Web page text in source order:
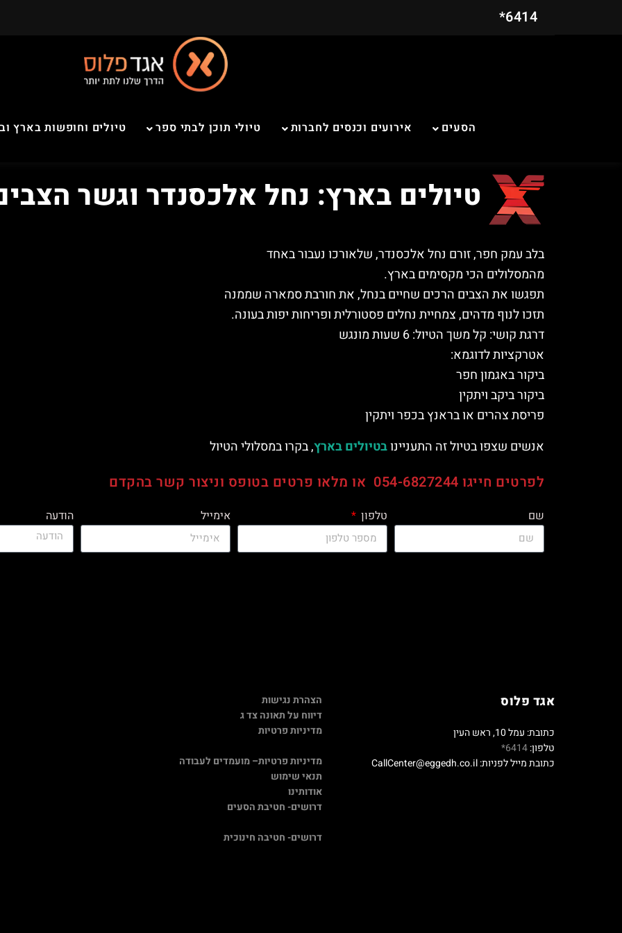
6414*
הסעים אירועים וכנסים לחברות טיולי תוכן לבתי ספר טיולים וחופשות בארץ
טיולים בארץ: נחל אלכסנדר וגשר
בלב עמק חפר, זורם נחל אלכסנדר, שלאורכו נעבור באחד
מהמסלולים הכי מקסימים בארץ.
תפגשו את הצבים הרכים שחיים בנחל, את חורבת סמארה שממנה
תזכו לנוף מדהים, צמחיית נחלים פסטורלית ופריחות יפות בעונה.
דרגת קושי: קל משך הטיול: 6 שעות מונגש
אטרקציות לדוגמא:
ביקור באגמון חפר
ביקור ביקב ויתקין
פריסת צהרים או בראנץ בכפר ויתקין
אנשים שצפו בטיול זה התעניינובטיולים בארץ, בקרו במסלולי הטיול
לפרטים חייגו 054-6827244 או מלאו פרטים בטופס וניצור קשר בהקדם
שם טלפון אימייל הודעה
אגד פלוס
כתובת: עמל 10, ראש העין
טלפון:6414*
כתובת מייל לפניות: CallCenter@eggedh.co.il
הצהרת נגישות
דיווח על תאונה צד ג
מדיניות פרטיות
מדיניות פרטיות– מועמדים לעבודה
תנאי שימוש
אודותינו
דרושים- חטיבת הסעים
דרושים- חטיבה חינוכית